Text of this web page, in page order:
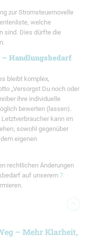
zur Stromsteuernovelle
welche
sind. Dies dürfte die
Handlungsbedarf
bleibt komplex,
„Versorgst Du noch oder
ihre individuelle
bewerten (lassen).
kann im
sowohl gegenüber
eigenen
rechtlichen Änderungen
auf unserem7.
– Mehr Klarheit,